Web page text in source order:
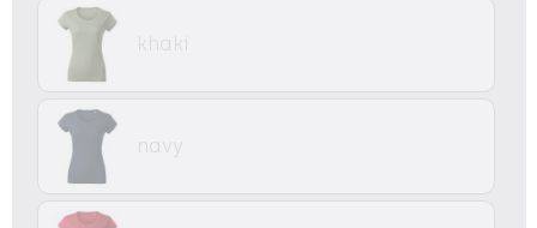
khaki
navy